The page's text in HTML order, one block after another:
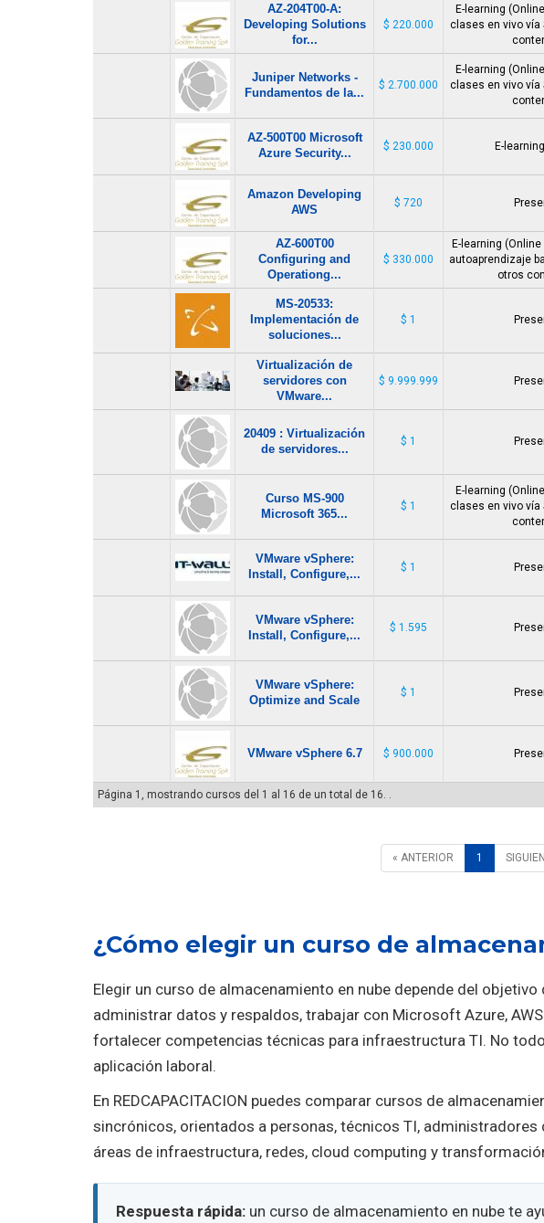
AZ-204T00-A:
Developing Solutions
for...
$ 220.000
E-learning
clases en vivo vía
Juniper Networks -
Fundamentos de la...
$ 2.700.000
E-learning
clases en vivo vía
AZ-500T00 Microsoft
Azure Security...
$ 230.000 E-
Amazon Developing
AWS
$ 720
AZ-600T00
Configuring and
Operationg...
$ 330.000
E-learning
autoaprendizaje
otros
MS-20533:
Implementación de
soluciones...
$ 1
Virtualización de
servidores con
VMware...
$ 9.999.999
20409 : Virtualización
de servidores...
$ 1
Curso MS-900
Microsoft 365...
$ 1
E-learning
clases en vivo vía
VMware vSphere:
Install, Configure,...
$ 1
VMware vSphere:
Install, Configure,...
$ 1.595
VMware vSphere:
Optimize and Scale
$ 1
VMware vSphere 6.7 $ 900.000
Página 1, mostrando cursos del 1 al 16 de un total de 16. .
« ANTERIOR 1
¿Cómo elegir un curso de
Elegir un curso de almacenamiento en nube depende del
administrar datos y respaldos, trabajar con Microsoft Azure,
fortalecer competencias técnicas para infraestructura TI. No
aplicación laboral.
En REDCAPACITACION puedes comparar cursos de
sincrónicos, orientados a personas, técnicos TI,
áreas de infraestructura, redes, cloud computing y
Respuesta rápida: un curso de almacenamiento en nube te